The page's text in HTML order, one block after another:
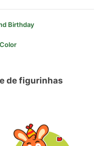
Birthday
de figurinhas